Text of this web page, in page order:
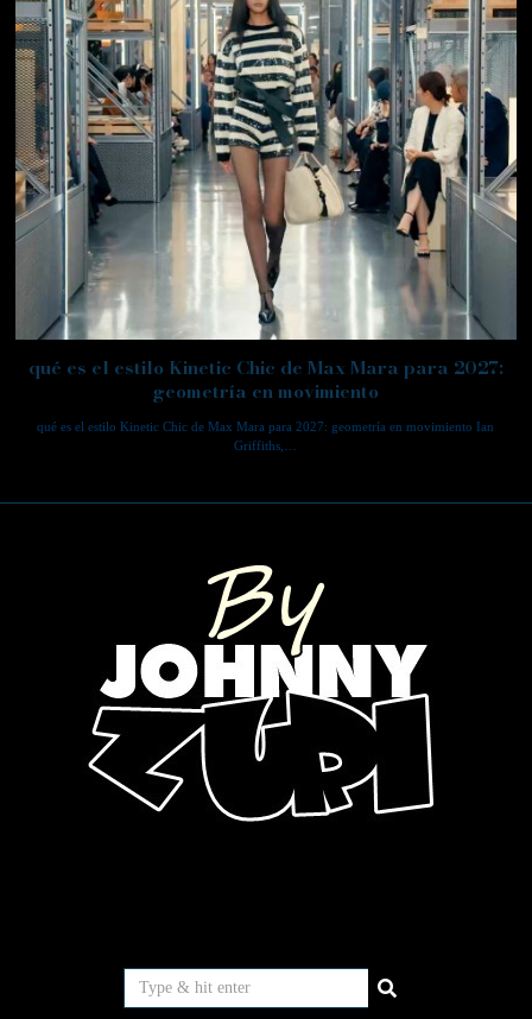
qué es el estilo Kinetic Chic de Max Mara para 2027:
geometría en movimiento
qué es el estilo Kinetic Chic de Max Mara para 2027: geometría en movimiento Ian
Griffiths,…